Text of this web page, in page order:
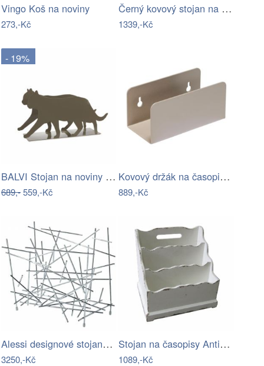
Vingo Koš na noviny
273,-Kč
Černý kovový stojan na časopisy…
1339,-Kč
- 19%
BALVI Stojan na noviny Feline, šedý
689,-559,-Kč
Kovový držák na časopisy Clutch – Hübsch
889,-Kč
Alessi designové stojany na noviny Blow…
3250,-Kč
Stojan na časopisy Antic Line Romance
1089,-Kč